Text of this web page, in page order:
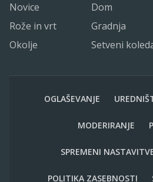
Novice Dom
Rože in vrt
Gradnja
Okolje
Setveni
OGLAŠEVANJE
MODERIRANJE
SPREMENI
POLITIKA ZASEBNOSTI